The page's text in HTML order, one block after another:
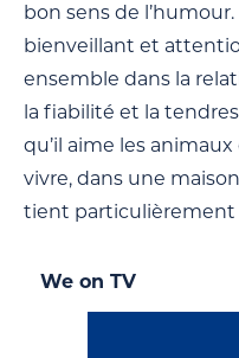
bon sens de
bienveillant et
ensemble dans la
la fiabilité et la
qu’il aime les
vivre, dans une
tient
We on TV